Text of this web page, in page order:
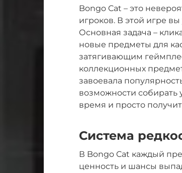
Bongo Cat – это
игроков. В этой игре
Основная задача –
новые предметы для
затягивающим
коллекционных
завоевала
возможности собирать
время и просто
Система
В Bongo Cat каждый
ценность и шансы